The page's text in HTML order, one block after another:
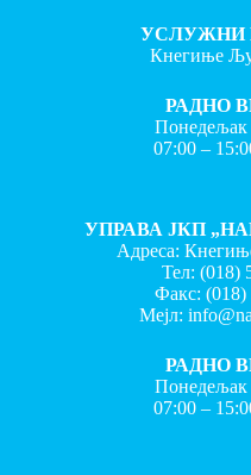
УСЛУЖНИ
Кнегиње
РАДНО
Понедељак
07:00 –
УПРАВА ЈКП
Адреса:
Тел: (018)
Факс:(018)
Мејл:
РАДНО
Понедељак
07:00 –